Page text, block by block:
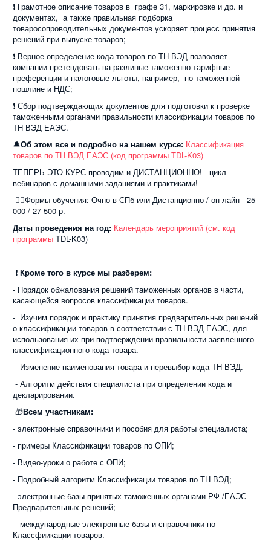
❗ Грамотное описание товаров в графе 31, маркировке и др. и
документах, а также правильная подборка
товаросопроводительных документов ускоряет процесс принятия
решений при выпуске товаров;
❗ Верное определение кода товаров по ТН ВЭД позволяет
компании претендовать на разлиные таможенно-тарифные
преференции и налоговые льготы, например, по таможенной
пошлине и НДС;
❗ Сбор подтверждающих документов для подготовки к проверке
таможенными органами правильности классификации товаров по
ТН ВЭД ЕАЭС.
🔔Об этом все и подробно на нашем курсе: Классификация
товаров по ТН ВЭД ЕАЭС (код программы TDL-K03)
ТЕПЕРЬ ЭТО КУРС проводим и ДИСТАНЦИОННО! - цикл
вебинаров с домашними заданиями и практиками!
☝🏻Формы обучения: Очно в СПб или Дистанционно / он-лайн - 25
000 / 27 500 р.
Даты проведения на год: Календарь мероприятий (см. код
программы TDL-K03)
❗ Кроме того в курсе мы разберем:
- Порядок обжалования решений таможенных органов в части,
касающейся вопросов классификации товаров.
- Изучим порядок и практику принятия предварительных решений
о классификации товаров в соответствии с ТН ВЭД ЕАЭС, для
использования их при подтверждении правильности заявленного
классификационного кода товара.
- Изменение наименования товара и перевыбор кода ТН ВЭД.
- Алгоритм действия специалиста при определении кода и
декларировании.
🎁Всем участникам:
- электронные справочники и пособия для работы специалиста;
- примеры Классификации товаров по ОПИ;
- Видео-уроки о работе с ОПИ;
- Подробный алгоритм Классификации товаров по ТН ВЭД;
- электронные базы принятых таможенных органами РФ /ЕАЭС
Предварительных решений;
- международные электронные базы и справочники по
Классфиикации товаров.